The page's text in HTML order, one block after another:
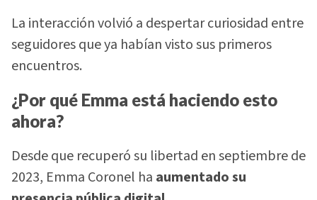
La interacción volvió a despertar curiosidad entre
seguidores que ya habían visto sus primeros
encuentros.
¿Por qué Emma está haciendo esto
ahora?
Desde que recuperó su libertad en septiembre de
2023, Emma Coronel ha aumentado su